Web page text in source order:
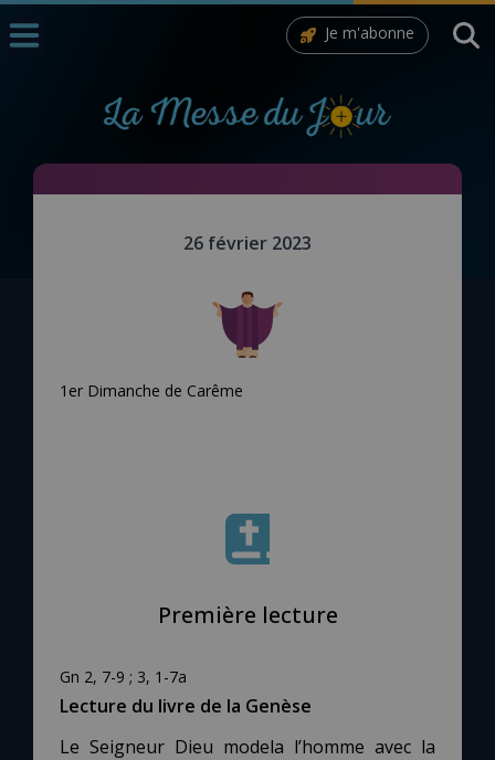
1000 Raisons de Croire
L'actualité de la semaine
Le site internet
Questions-réponses
Je m'abonne
Notre travail de conversion : avec Jésus, devenir fils de
26 février 2023
1er Dimanche de Carême
Première lecture
Gn 2, 7-9 ; 3, 1-7a
Lecture du livre de la Genèse
Le Seigneur Dieu modela l’homme avec la